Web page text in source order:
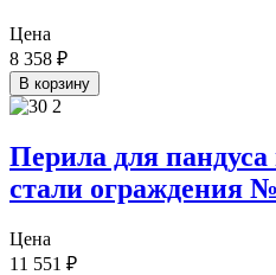
Цена
8 358 ₽
В корзину
Перила для
стали ограждения
Цена
11 551 ₽